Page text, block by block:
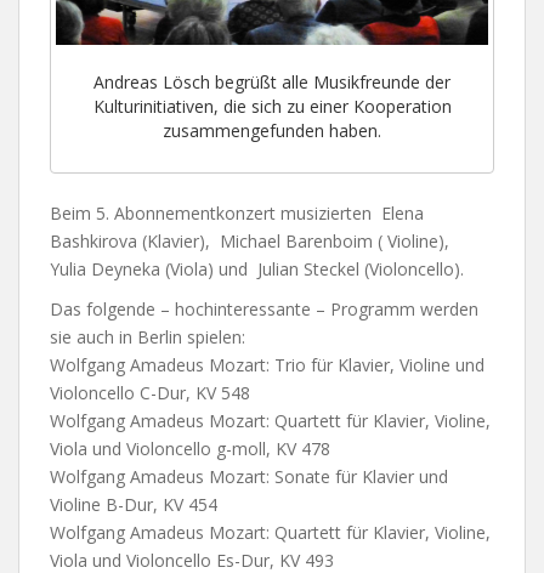
Andreas Lösch begrüßt alle Musikfreunde der
Kulturinitiativen, die sich zu einer Kooperation
zusammengefunden haben.
Beim 5. Abonnementkonzert musizierten Elena
Bashkirova (Klavier), Michael Barenboim ( Violine),
Yulia Deyneka (Viola) und Julian Steckel (Violoncello).
Das folgende – hochinteressante – Programm werden
sie auch in Berlin spielen:
Wolfgang Amadeus Mozart: Trio für Klavier, Violine und
Violoncello C-Dur, KV 548
Wolfgang Amadeus Mozart: Quartett für Klavier, Violine,
Viola und Violoncello g-moll, KV 478
Wolfgang Amadeus Mozart: Sonate für Klavier und
Violine B-Dur, KV 454
Wolfgang Amadeus Mozart: Quartett für Klavier, Violine,
Viola und Violoncello Es-Dur, KV 493